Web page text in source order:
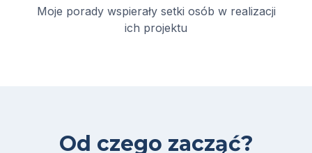
Moje porady wspierały setki osób w realizacji
ich projektu
Od czego zacząć?